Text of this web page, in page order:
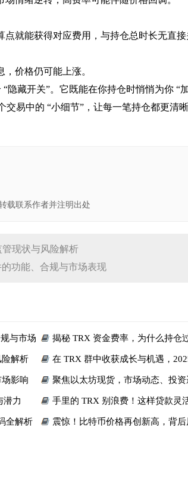
就能获得对应费用，与持仓总时长无直接
价格仍可能上涨。
藏开关”。它既能在你持仓时悄悄为你 “
易中的 “小细节”，让每一笔持仓都更清晰
载联系作者并注明出处
现状与风险解析
功能、合规与市场表现
与市场
揭秘 TRX 资金费率，为什么持仓
的收益密码
解析
在 TRX 群中收获成长与机遇，
群指南
影响 聚焦以太坊现货，市场动态、投
潜力
手里的 TRX 别浪费！这样贷款灵
全解析 震惊！比特币价格再创新高，背后